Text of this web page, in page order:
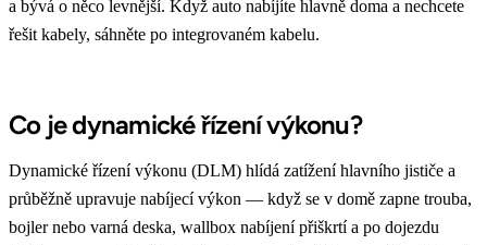
a bývá o něco levnější. Když auto nabíjíte hlavně doma a nechcete
řešit kabely, sáhněte po integrovaném kabelu.
Co je dynamické řízení výkonu?
Dynamické řízení výkonu (DLM) hlídá zatížení hlavního jističe a
průběžně upravuje nabíjecí výkon — když se v domě zapne trouba,
bojler nebo varná deska, wallbox nabíjení přiškrtí a po dojezdu